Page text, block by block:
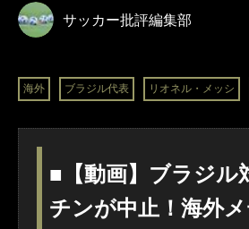
サッカー批評編集部
海外 ブラジル代表 リオネル・メッシ
■【動画】ブラジル
チンが中止！海外